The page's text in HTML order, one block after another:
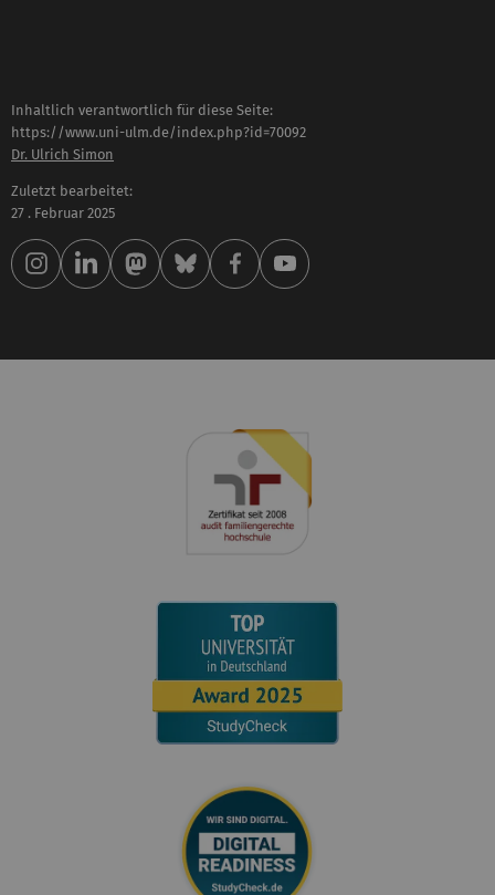
Inhaltlich verantwortlich für diese Seite:
https://www.uni-ulm.de/index.php?id=70092
Dr. Ulrich Simon
Zuletzt bearbeitet:
27 . Februar 2025